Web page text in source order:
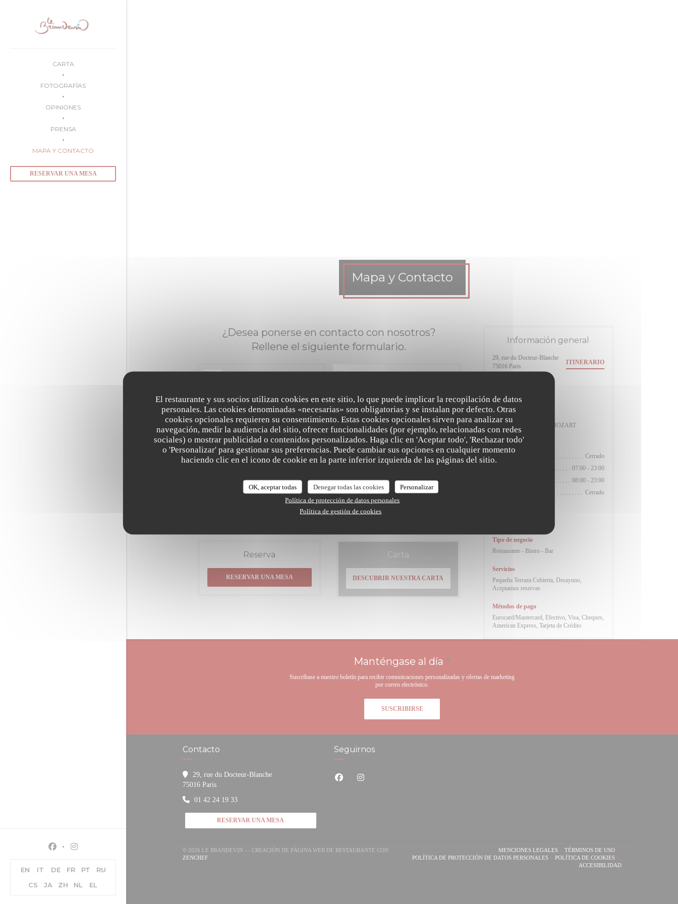
El restaurante y sus socios utilizan cookies en este sitio, lo que puede implicar la recopilación de datos
personales. Las cookies denominadas «necesarias» son obligatorias y se instalan por defecto. Otras
cookies opcionales requieren su consentimiento. Estas cookies opcionales sirven para analizar su
navegación, medir la audiencia del sitio, ofrecer funcionalidades (por ejemplo, relacionadas con redes
sociales) o mostrar publicidad o contenidos personalizados. Haga clic en 'Aceptar todo', 'Rechazar todo'
o 'Personalizar' para gestionar sus preferencias. Puede cambiar sus opciones en cualquier momento
haciendo clic en el icono de cookie en la parte inferior izquierda de las páginas del sitio.
OK, aceptar todas Denegar todas las cookies
Personalizar
Política de protección de datos personales
Política de gestión de cookies
CARTA
FOTOGRAFÍAS
OPINIONES
PRENSA
MAPA Y CONTACTO
RESERVAR UNA MESA
Facebook ((abre en una nueva ventana))
Instagram ((abre en una nueva ventana))
EN IT DE FR PT
RU
CS
JA ZH NL EL
Mapa y Contacto
¿Desea ponerse en contacto con nosotros?
Rellene el siguiente formulario.
inscribiéndose en la Lista Robinson:listarobinson.es
. Para más información sobre el tratamiento de sus datos, consulte nuestra
Reserva
RESERVAR UNA MESA
Carta
DESCUBRIR NUESTRA CARTA
Información general
29, rue du Docteur-Blanche
75016 Paris((abre en una nueva ventana))
ITINERARIO
Jasmin
Estación de bicicletas
Station n° 16027 79 AV MOZART
Horario de apertura
Cerrado
07:00 - 23:00
08:00 - 23:00
Cerrado
Tipo de negocio
Restaurante - Bistro - Bar
Servicios
Pequeña Terraza Cubierta, Desayuno,
Aceptamos reservas
Métodos de pago
Eurocard/Mastercard, Efectivo, Visa, Cheques,
American Express, Tarjeta de Crédito
Manténgase al día *
Suscríbase a nuestro boletín para recibir comunicaciones personalizadas y ofertas de marketing
por correo electrónico.
SUSCRIBIRSE
Contacto
29, rue du Docteur-Blanche
75016 Paris((abre en una nueva ventana))
01 42 24 19 33
RESERVAR UNA MESA
Seguirnos
Facebook ((abre en una nueva ventana))
Instagram ((abre en una nueva ventana))
© 2026 LE BRANDEVIN — CREACIÓN DE PÁGINA WEB DE RESTAURANTE CON
ZENCHEF((ABRE EN UNA NUEVA VENTANA))
MENCIONES LEGALES((ABRE EN UNA NUEVA VENTANA))
TÉRMINOS DE USO((ABRE EN UNA NUEVA
POLÍTICA DE PROTECCIÓN DE DATOS PERSONALES
((ABRE EN UNA NUEVA VENTANA))POLÍTICA DE COOKIES((ABRE EN UNA NUEVA
ACCESIBILIDAD((ABRE EN UNA NUEVA